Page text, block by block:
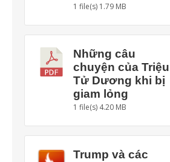
1 file(s) 1.79 MB
Những câu
chuyện của Triệu
Tử Dương khi bị
giam lỏng
1 file(s) 4.20 MB
Trump và các